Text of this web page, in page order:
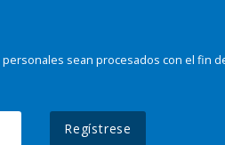
sean procesados con el fin
Regístrese